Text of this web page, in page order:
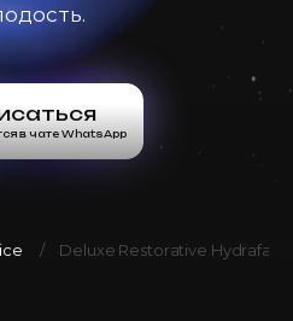
в чате WhatsApp
Deluxe Restorative